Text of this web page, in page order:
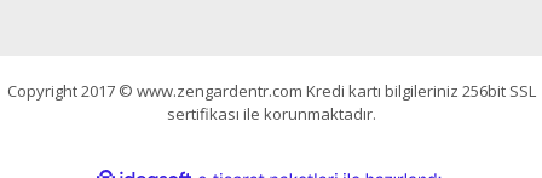
Copyright 2017 © www.zengardentr.com Kredi kartı bilgileriniz 256bit SSL
sertifikası ile korunmaktadır.